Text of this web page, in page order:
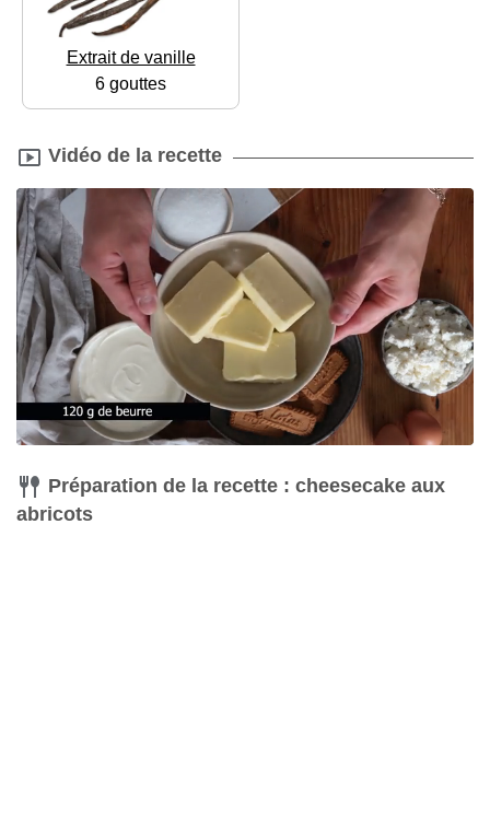
Extrait de vanille
6 gouttes
Vidéo de la recette
Préparation de la recette : cheesecake aux
abricots